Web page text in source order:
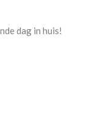
dag in huis!